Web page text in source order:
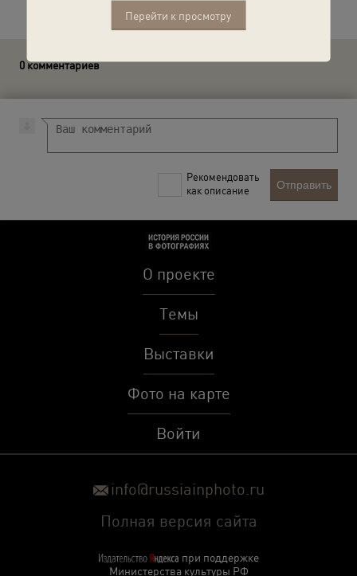
Перейти к просмотру
0 комментариев
Рекомендовать
как описание
Отправить
О проекте
Темы
Выставки
Фото на карте
Войти
info@russiainphoto.ru
Полная версия сайта
при поддержке
Министерства культуры РФ